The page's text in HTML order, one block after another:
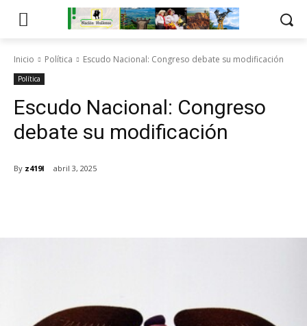
Inicio Política Escudo Nacional: Congreso debate su modificación
Política
Escudo Nacional: Congreso
debate su modificación
By z419l abril 3, 2025